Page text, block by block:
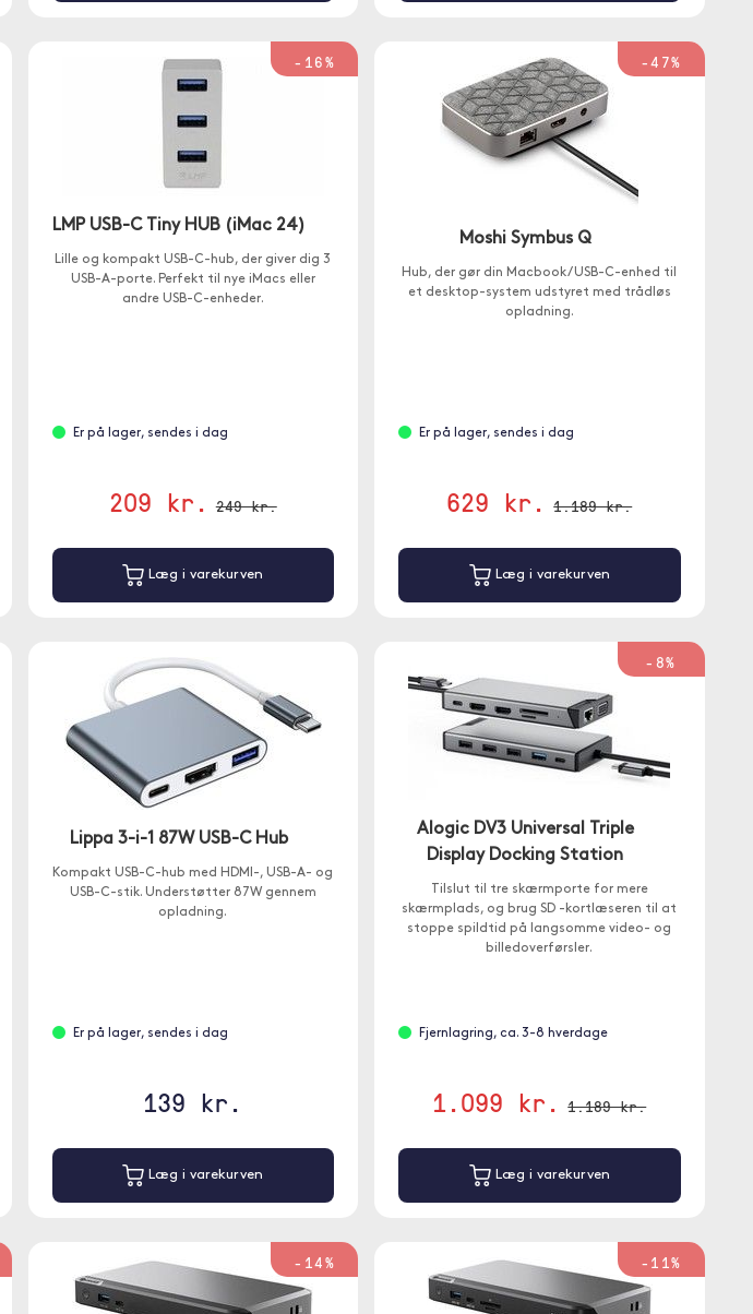
-16%
LMP USB-C Tiny HUB (iMac 24)
Lille og kompakt USB-C-hub, der giver dig 3
USB-A-porte. Perfekt til nye iMacs eller
andre USB-C-enheder.
Er på lager, sendes i dag
209 kr. 249 kr.
Læg i varekurven
-47%
Moshi Symbus Q
Hub, der gør din Macbook / USB-C-enhed til
et desktop-system udstyret med trådløs
opladning.
Er på lager, sendes i dag
629 kr. 1.189 kr.
Læg i varekurven
Lippa 3-i-1 87W USB-C Hub
Kompakt USB-C-hub med HDMI-, USB-A- og
USB-C-stik. Understøtter 87W gennem
opladning.
Er på lager, sendes i dag
139 kr.
Læg i varekurven
-8%
Alogic DV3 Universal Triple
Display Docking Station
Tilslut til tre skærmporte for mere
skærmplads, og brug SD -kortlæseren til at
stoppe spildtid på langsomme video- og
billedoverførsler.
Fjernlagring, ca. 3-8 hverdage
1.099 kr. 1.189 kr.
Læg i varekurven
-14% -11%